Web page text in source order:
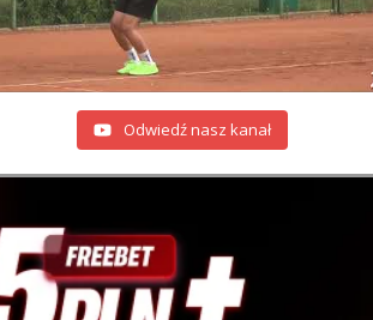
Odwiedź nasz kanał